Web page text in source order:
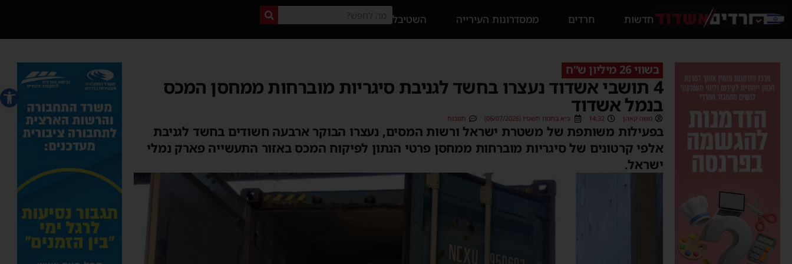
פתח
חדשות חרדים ממסדרונות העירייה השטיבל
בשווי 26 מיליון ש”ח
4 תושבי אשדוד נעצרו בחשד לגניבת סיגריות מוברחות ממחסן המכס
בנמל אשדוד
משה קאהן 14:32 כ״א בתמוז תשפ״ו (06/07/2026) תגובות
בפעילות משותפת של משטרת ישראל ורשות המסים, נעצרו הבוקר ארבעה חשודים בחשד לגניבת
אלפי קרטונים של סיגריות מוברחות ממחסן פרטי הנתון לפיקוח המכס באזור התעשייה פארק נמלי
ישראל.